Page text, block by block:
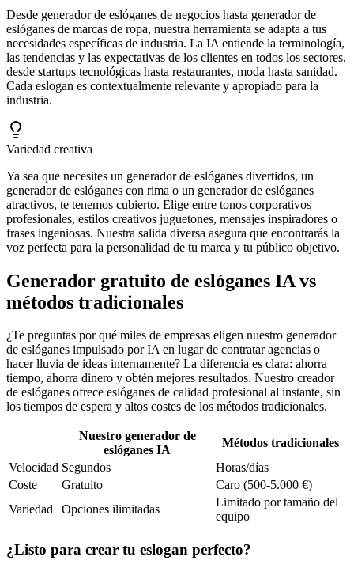
Desde generador de eslóganes de negocios hasta generador de
eslóganes de marcas de ropa, nuestra herramienta se adapta a tus
necesidades específicas de industria. La IA entiende la terminología,
las tendencias y las expectativas de los clientes en todos los sectores,
desde startups tecnológicas hasta restaurantes, moda hasta sanidad.
Cada eslogan es contextualmente relevante y apropiado para la
industria.
Variedad creativa
Ya sea que necesites un generador de eslóganes divertidos, un
generador de eslóganes con rima o un generador de eslóganes
atractivos, te tenemos cubierto. Elige entre tonos corporativos
profesionales, estilos creativos juguetones, mensajes inspiradores o
frases ingeniosas. Nuestra salida diversa asegura que encontrarás la
voz perfecta para la personalidad de tu marca y tu público objetivo.
Generador gratuito de eslóganes IA vs
métodos tradicionales
¿Te preguntas por qué miles de empresas eligen nuestro generador
de eslóganes impulsado por IA en lugar de contratar agencias o
hacer lluvia de ideas internamente? La diferencia es clara: ahorra
tiempo, ahorra dinero y obtén mejores resultados. Nuestro creador
de eslóganes ofrece eslóganes de calidad profesional al instante, sin
los tiempos de espera y altos costes de los métodos tradicionales.
Nuestro generador de
eslóganes IA
Métodos tradicionales
Velocidad Segundos
Horas/días
Coste
Gratuito
Caro (500-5.000 €)
Variedad
Opciones ilimitadas
Limitado por tamaño del
equipo
¿Listo para crear tu eslogan perfecto?